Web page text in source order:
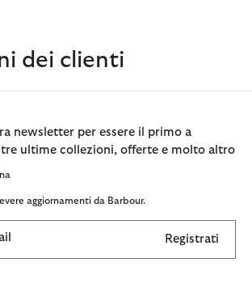
dei clienti
newsletter per essere il primo a
ultime collezioni, offerte e molto altro
aggiornamenti da Barbour.
Registrati